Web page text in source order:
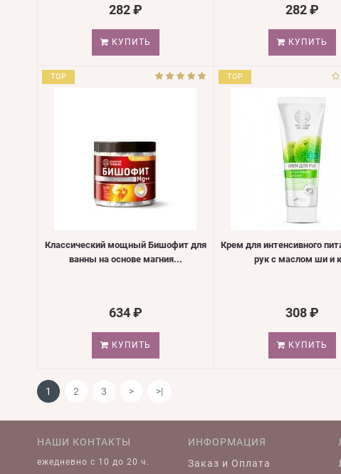
282 ₽
КУПИТЬ
282 ₽
КУПИТЬ
TOP
Классический мощный Бишофит для
ванны на основе магния...
634 ₽
КУПИТЬ
TOP
Крем для интенсивного
рук с маслом ши и
308 ₽
КУПИТЬ
1 2 3 > >|
НАШИ КОНТАКТЫ
ежедневно c 10 до 20 ч.
ИНФОРМАЦИЯ
Заказ и Оплата